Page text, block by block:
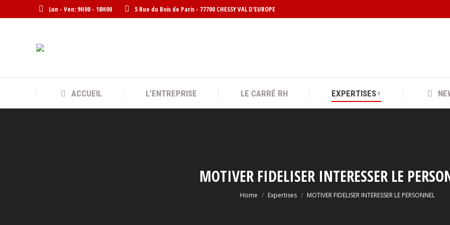
Lun - Ven: 9H00 - 18H00 5 Rue du Bois de Paris - 77700 CHESSY VAL D'EUROPE
ACCUEIL L’ENTREPRISE LE CARRÉ RH EXPERTISES
MOTIVER FIDELISER INTERESSER LE
You are here:
Home Expertises MOTIVER FIDELISER INTERESSER LE PERSONNEL